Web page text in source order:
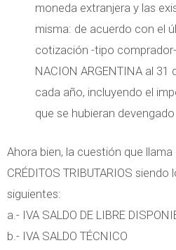
moneda extranjera y las
misma: de acuerdo con el
cotización -tipo comprador-
NACION ARGENTINA al 31
cada año, incluyendo el
que se hubieran
Ahora bien, la cuestión que
CRÉDITOS TRIBUTARIOS
siguientes:
a.- IVA SALDO DE LIBRE
b.- IVA SALDO TÉCNICO